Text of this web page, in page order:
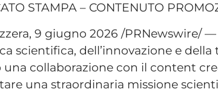
STAMPA – CONTENUTO
9 giugno 2026 /PRNewswire/
scientifica, dell’innovazione e
una collaborazione con il content
una straordinaria missione